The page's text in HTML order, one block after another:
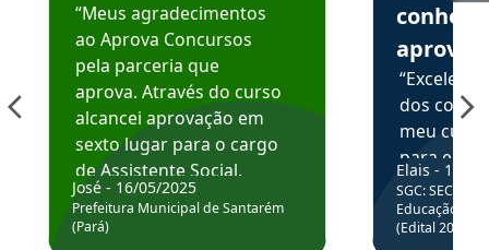
“Meus agradecimentos
ao Aprova Concursos
pela parceria que
aprova. Através do curso
alcancei aprovação em
sexto lugar para o cargo
de Assistente Social.
Hoje estou atuando na
Prefeitura de Santarém.
José - 16/05/2025
Prefeitura Municipal de Santarém
(Pará)
aprova
dos
meu
para
colocar
através
de
Elais - 15/
SGC: SEC BA
Educação
(Edital